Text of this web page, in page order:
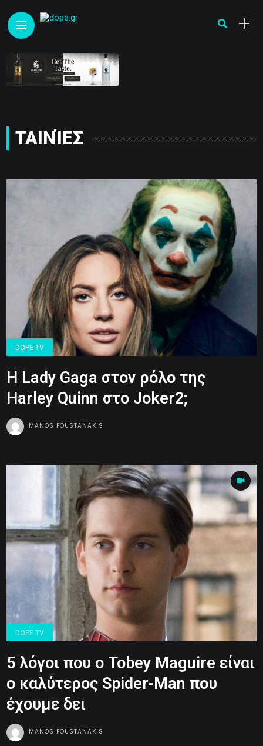
ΤΑΙΝΊΕΣ
DOPE TV
H Lady Gaga στον ρόλο της
Harley Quinn στο Joker2;
MANOS FOUSTANAKIS
DOPE TV
5 λόγοι που ο Tobey Maguire είναι
ο καλύτερος Spider-Man που
έχουμε δει
MANOS FOUSTANAKIS